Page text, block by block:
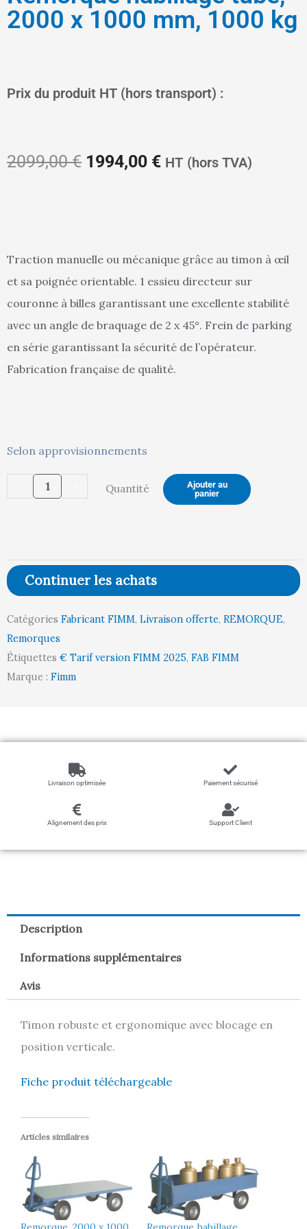
2000 x 1000 mm, 1000 kg
Prix du produit HT (hors transport) :
2099,00€
Le
prix
était :
2099,00 €.
1994,00 €
Le
prix
est :
1994,00 €.
HT (hors TVA)
Traction manuelle ou mécanique grâce au timon à œil
et sa poignée orientable. 1 essieu directeur sur
couronne à billes garantissant une excellente stabilité
avec un angle de braquage de 2 x 45°. Frein de parking
en série garantissant la sécurité de l’opérateur.
Fabrication française de qualité.
Selon approvisionnements
quantité
Remorque
x
1000
1000
kg
Quantité
Ajouter au
panier
Continuer les achats
Catégories Fabricant FIMM, Livraison offerte, REMORQUE,
Remorques
Étiquettes € Tarif version FIMM 2025, FAB FIMM
Marque : Fimm
Livraison optimisée Paiement sécurisé
Alignement des prix Support Client
Description
Informations supplémentaires
Avis
Timon robuste et ergonomique avec blocage en
position verticale.
Fiche produit téléchargeable
Articles similaires